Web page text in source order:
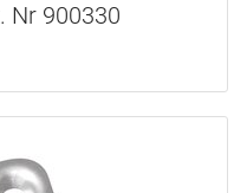
Nr 900330